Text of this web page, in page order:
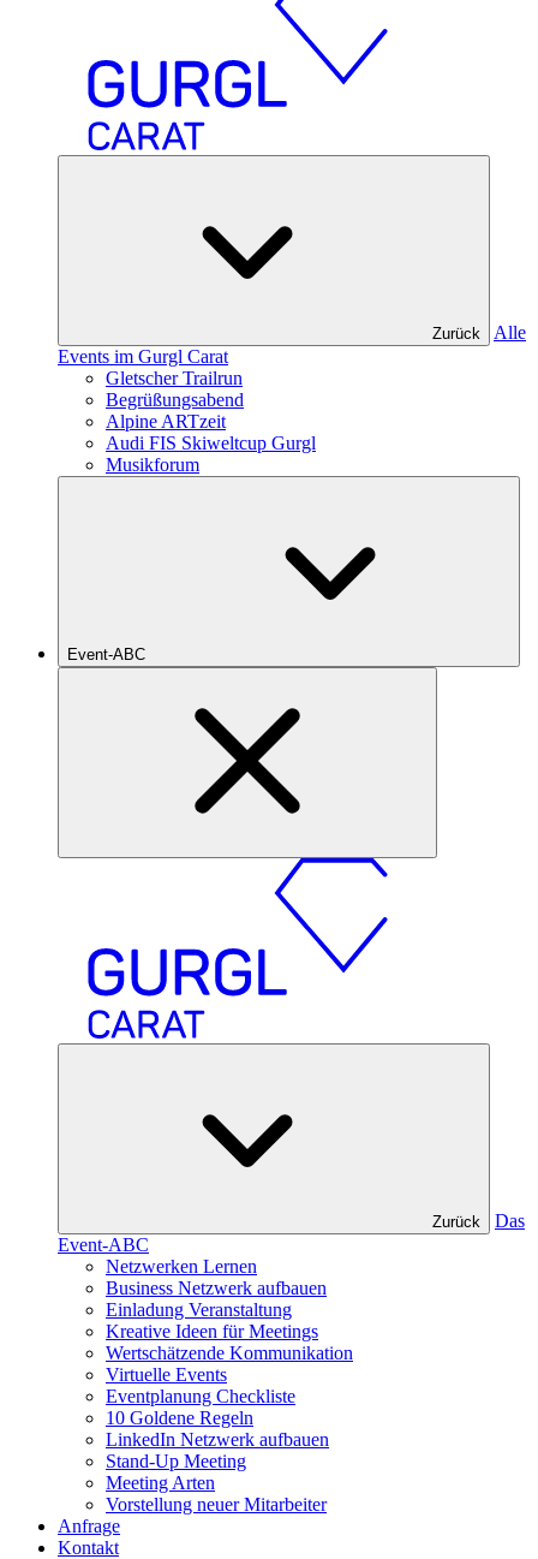
Zurück
Alle
Events im Gurgl Carat
Gletscher Trailrun
Begrüßungsabend
Alpine ARTzeit
Audi FIS Skiweltcup Gurgl
Musikforum
Event-ABC
Zurück
Das
Event-ABC
Netzwerken Lernen
Business Netzwerk aufbauen
Einladung Veranstaltung
Kreative Ideen für Meetings
Wertschätzende Kommunikation
Virtuelle Events
Eventplanung Checkliste
10 Goldene Regeln
LinkedIn Netzwerk aufbauen
Stand-Up Meeting
Meeting Arten
Vorstellung neuer Mitarbeiter
Anfrage
Kontakt